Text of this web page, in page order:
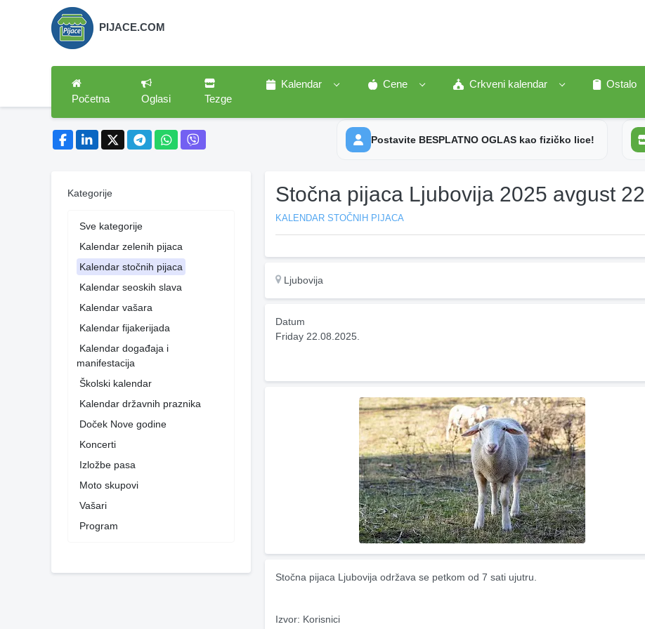
PIJACE.COM
Početna Oglasi Tezge
Kalendar Cene Crkveni kalendar
Ostalo
Postavite BESPLATNO OGLAS kao fizičko lice!
Kategorije
Sve kategorije
Kalendar zelenih pijaca
Kalendar stočnih pijaca
Kalendar seoskih slava
Kalendar vašara
Kalendar fijakerijada
Kalendar događaja i
manifestacija
Školski kalendar
Kalendar državnih praznika
Doček Nove godine
Koncerti
Izložbe pasa
Moto skupovi
Vašari
Program
Stočna pijaca Ljubovija 2025 avgust 22
KALENDAR STOČNIH PIJACA
Ljubovija
Datum
Friday 22.08.2025.
Stočna pijaca Ljubovija održava se petkom od 7 sati ujutru.
Izvor: Korisnici